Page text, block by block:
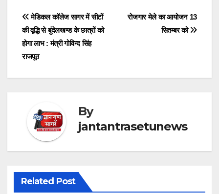
Post
navigation
रोजगार मेले का आयोजन 13
सितम्बर को
मेडिकल कॉलेज सागर में सीटों
की वृद्धि से बुंदेलखण्ड के छात्रों को
होगा लाभ : मंत्री गोविन्द सिंह
राजपूत
By
jantantrasetunews
Related Post